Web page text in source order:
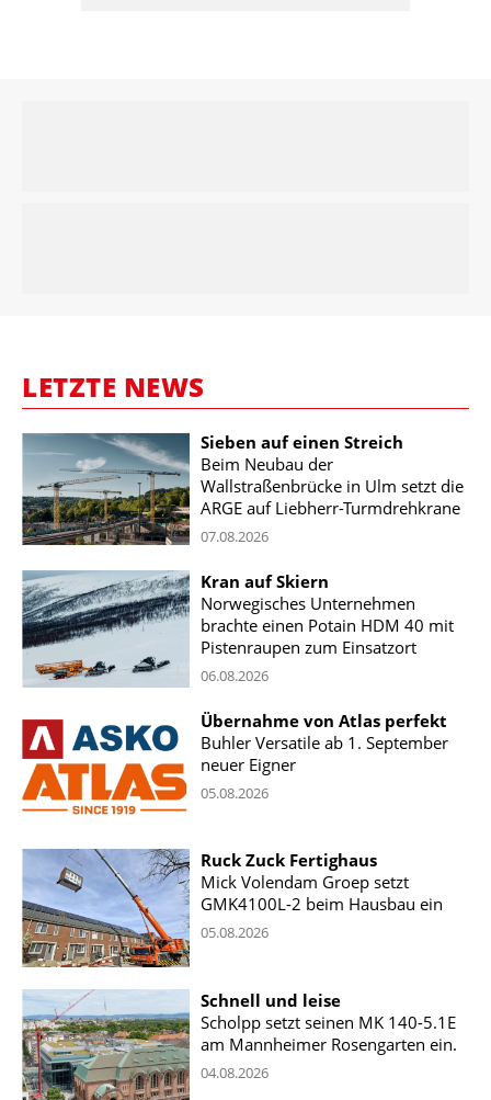
LETZTE NEWS
Sieben auf einen Streich
Beim Neubau der
Wallstraßenbrücke in Ulm setzt die
ARGE auf Liebherr-Turmdrehkrane
07.08.2026
Kran auf Skiern
Norwegisches Unternehmen
brachte einen Potain HDM 40 mit
Pistenraupen zum Einsatzort
06.08.2026
Übernahme von Atlas perfekt
Buhler Versatile ab 1. September
neuer Eigner
05.08.2026
Ruck Zuck Fertighaus
Mick Volendam Groep setzt
GMK4100L-2 beim Hausbau ein
05.08.2026
Schnell und leise
Scholpp setzt seinen MK 140-5.1E
am Mannheimer Rosengarten ein.
04.08.2026